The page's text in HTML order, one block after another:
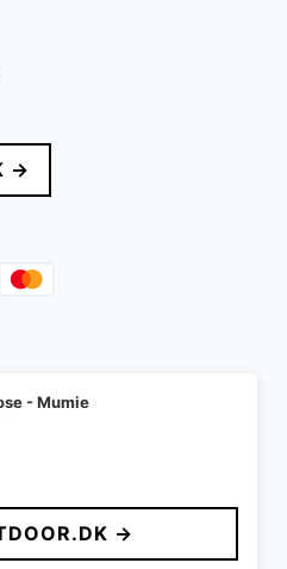
→
- Mumie
→